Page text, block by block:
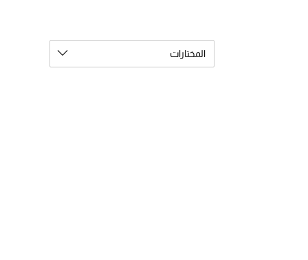
المختارات